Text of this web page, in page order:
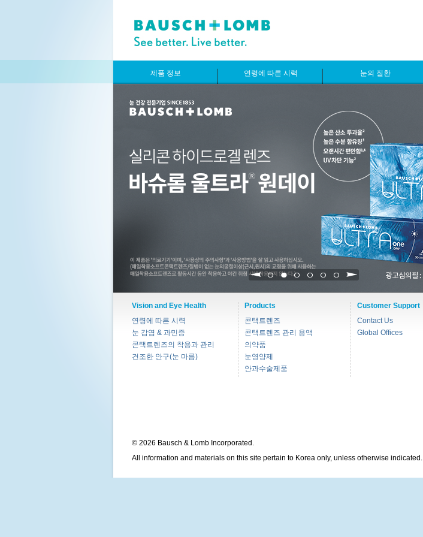
제품 정보 연령에 따른 시력 눈의 질환
1 2 3 4 5 6
Vision and Eye Health
연령에 따른 시력
눈 감염 & 과민증
콘택트렌즈의 착용과 관리
건조한 안구(눈 마름)
Products
콘택트렌즈
콘택트렌즈 관리 용액
의약품
눈영양제
안과수술제품
Customer Support
Contact Us
Global Offices
© 2026 Bausch & Lomb Incorporated.
All information and materials on this site pertain to Korea only, unless otherwise indicated.